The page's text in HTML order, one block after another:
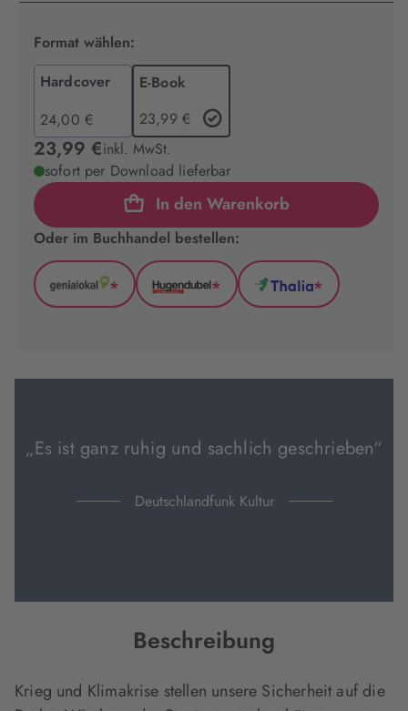
Format wählen:
Hardcover
24,00 €
E-Book
23,99 €
23,99 €inkl. MwSt.
sofort per Download lieferbar
In den Warenkorb
Oder im Buchhandel bestellen:
GenialLokal
Tab
*
Hugendubel
Tab
*
Thalia
Tab
*
„Es ist ganz ruhig und sachlich geschrieben“
Deutschlandfunk Kultur
Beschreibung
Krieg und Klimakrise stellen unsere Sicherheit auf die